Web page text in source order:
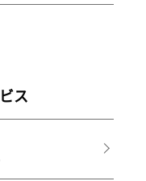
ス